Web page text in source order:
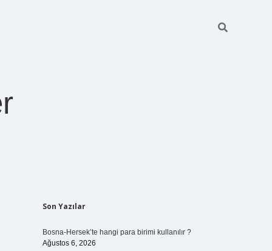
Sidebar
Son Yazılar
Bosna-Hersek’te hangi para birimi kullanılır ?
Ağustos 6, 2026
ilbet girişhttps://betexpergiris.casino/